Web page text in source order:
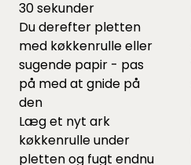
30 sekunder
Du derefter pletten
med køkkenrulle eller
sugende papir - pas
på med at gnide på
den
Læg et nyt ark
køkkenrulle under
pletten og fugt endnu